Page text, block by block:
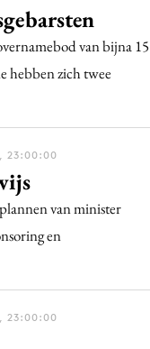
van bijna 15
hebben zich twee
23:00:00
van minister
en
23:00:00